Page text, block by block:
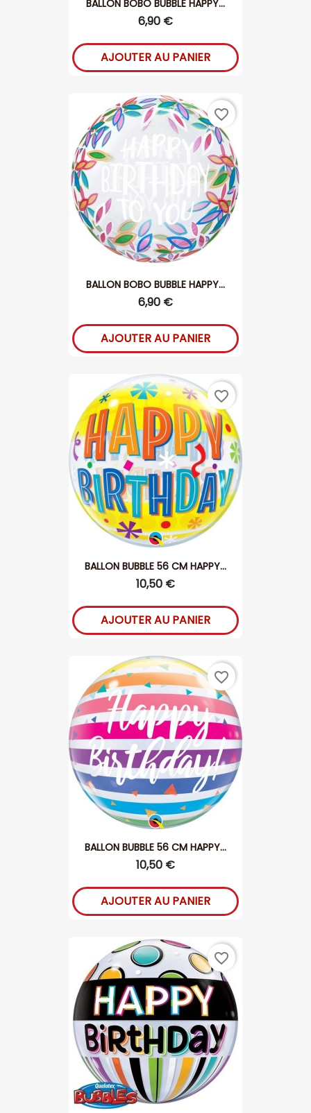
BALLON BOBO BUBBLE HAPPY...
6,90 €
AJOUTER AU PANIER
BALLON BOBO BUBBLE HAPPY...
6,90 €
AJOUTER AU PANIER
favorite_border
BALLON BUBBLE 56 CM HAPPY...
10,50 €
AJOUTER AU PANIER
favorite_border
BALLON BUBBLE 56 CM HAPPY...
10,50 €
AJOUTER AU PANIER
favorite_border
favorite_border